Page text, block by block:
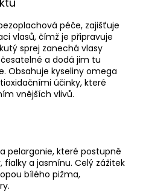
péče, zajišťuje
vlasů, čímž je připravuje
sprej zanechá vlasy
a dodá jim tu
Obsahuje kyseliny omega
účinky, které
vnějších vlivů.
pelargonie, které postupně
fialky a jasmínu. Celý zážitek
bílého pižma,